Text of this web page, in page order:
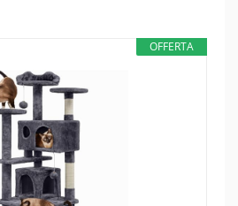
OFFERTA